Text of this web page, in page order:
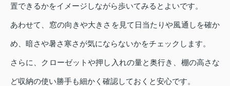
置できるかをイメージしながら歩いてみるとよいです。
あわせて、窓の向きや大きさを見て日当たりや風通しを確か
め、暗さや暑さ寒さが気にならないかをチェックします。
さらに、クローゼットや押し入れの量と奥行き、棚の高さな
ど収納の使い勝手も細かく確認しておくと安心です。